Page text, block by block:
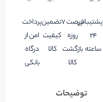
پشتیبانی
24
ساعته
فرصت 7
روزه
بازگشت
کالا
تضمین
کیفیت
کالا
پرداخت
امن از
درگاه
بانکی
توضیحات